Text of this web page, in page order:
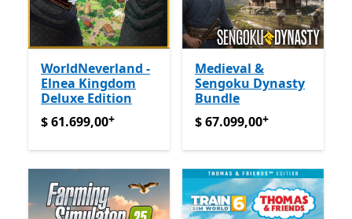
WorldNeverland -
Elnea Kingdom
Deluxe Edition
$ 61.699,00Ofrece compras dentro de la aplicación
$ 61.699,00+
Medieval &
Sengoku Dynasty
Bundle
$ 67.099,00Ofrece
$ 67.099,00+